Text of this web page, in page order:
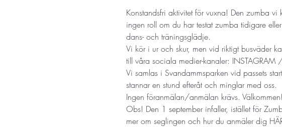
Konstandsfri aktivitet för vuxna! Den zumba vi
ingen roll om du har testat zumba tidigare
dans- och träningsglädje.
Vi kör i ur och skur, men vid riktigt busväder
till våra sociala medier-kanaler: INSTAGRAM
Vi samlas i Svandammsparken vid passets
stannar en stund efteråt och minglar med oss.
Ingen föranmälan/anmälan krävs. Välkommen!
Obs! Den 1 september infaller, istället för
mer om seglingen och hur du anmäler dig